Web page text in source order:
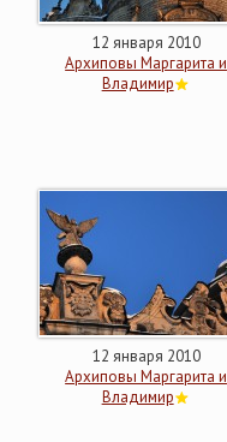
12 января 2010
Архиповы Маргарита и
Владимир
12 января 2010
Архиповы Маргарита и
Владимир